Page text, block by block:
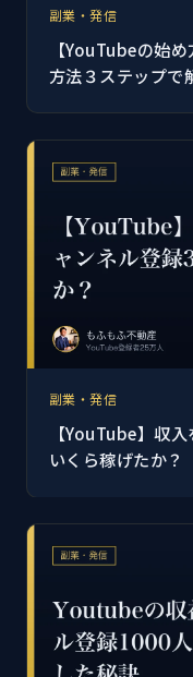
副業・発信
【YouTubeの始
方法３ステップで
副業・発信
【YouTube】収
いくら稼げたか？